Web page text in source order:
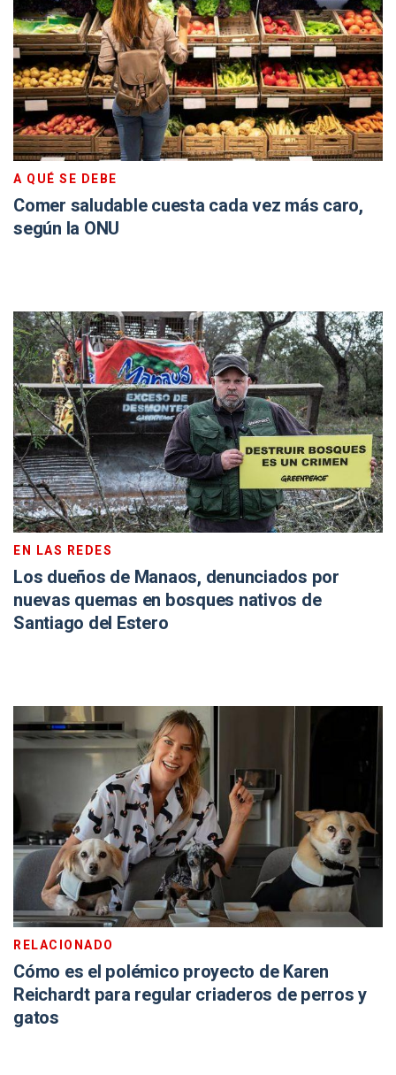
A QUÉ SE DEBE
Comer saludable cuesta cada vez más caro,
según la ONU
EN LAS REDES
Los dueños de Manaos, denunciados por
nuevas quemas en bosques nativos de
Santiago del Estero
RELACIONADO
Cómo es el polémico proyecto de Karen
Reichardt para regular criaderos de perros y
gatos